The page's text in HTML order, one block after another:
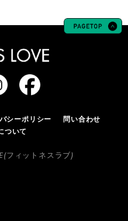
シーポリシー
問い合わせ
ついて
フィットネスラブ)